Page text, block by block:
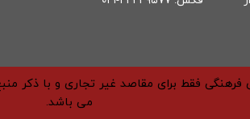
فقط برای مقاصد غیر تجاری و با ذکر
می باشد.